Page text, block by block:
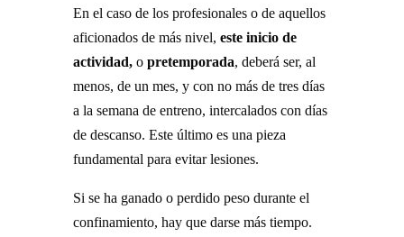
En el caso de los profesionales o de aquellos
aficionados de más nivel, este inicio de
actividad,o pretemporada, deberá ser, al
menos, de un mes, y con no más de tres días
a la semana de entreno, intercalados con días
de descanso. Este último es una pieza
fundamental para evitar lesiones.
Si se ha ganado o perdido peso durante el
confinamiento, hay que darse más tiempo.